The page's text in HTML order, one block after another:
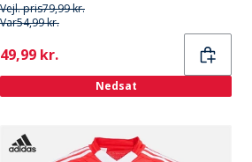
Vejl. pris79,99 kr.
Var54,99 kr.
Current
49,99 kr.
Nedsat